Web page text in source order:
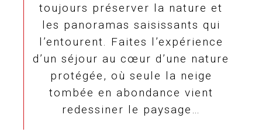
toujours préserver la nature et
les panoramas saisissants qui
l’entourent. Faites l’expérience
d’un séjour au cœur d’une nature
protégée, où seule la neige
tombée en abondance vient
redessiner le paysage…